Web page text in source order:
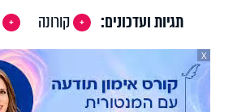
תגיות ועדכונים: קורונה
X